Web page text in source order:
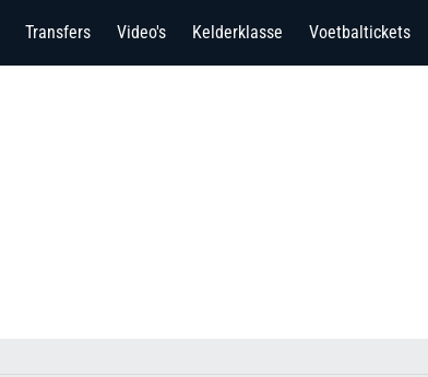
Transfers Video's Kelderklasse Voetbaltickets